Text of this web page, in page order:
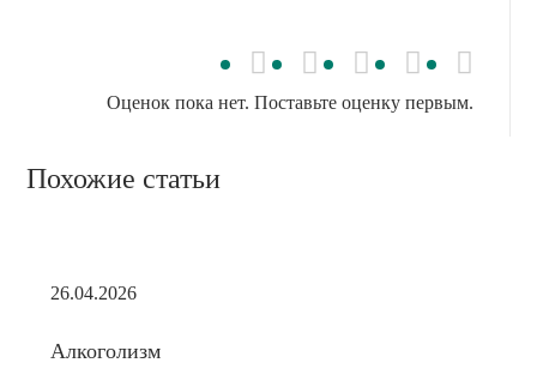
Оценок пока нет. Поставьте оценку первым.
Похожие статьи
26.04.2026
Алкоголизм